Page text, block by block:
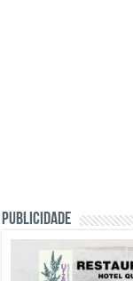
PUBLICIDADE